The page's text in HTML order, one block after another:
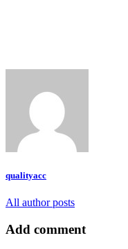
qualityacc
All author posts
Add comment